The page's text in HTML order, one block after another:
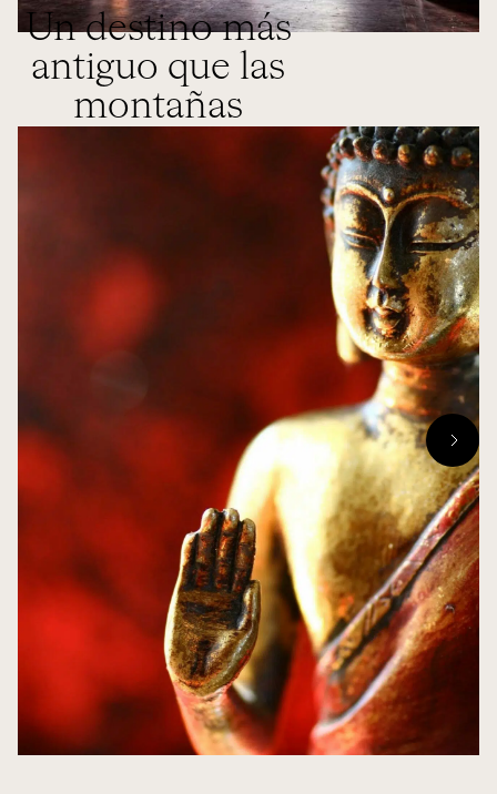
Un destino más
antiguo que las
montañas